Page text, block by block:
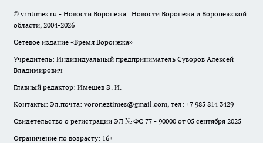
© vrntimes.ru - Новости Воронежа | Новости Воронежа и Воронежской
области, 2004-2026
Сетевое издание «Время Воронежа»
Учредитель: Индивидуальный предприниматель Суворов Алексей
Владимирович
Главный редактор: Имешев Э. И.
Контакты: Эл.почта: voroneztimes@gmail.com, тел: +7 985 814 3429
Свидетельство о регистрации ЭЛ № ФС 77 - 90000 от 05 сентября 2025
Ограничение по возрасту: 16+